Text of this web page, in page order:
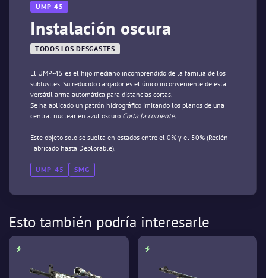
UMP-45
Instalación oscura
TODOS LOS DESGASTES
El UMP-45 es el hijo mediano incomprendido de la familia de los
subfusiles. Su reducido cargador es el único inconveniente de esta
versátil arma automática para distancias cortas.
Se ha aplicado un patrón hidrográfico imitando los planos de una
central nuclear en azul oscuro.Corta la corriente.
Este objeto solo se suelta en estados entre el 0% y el 50% (Recién
Fabricado hasta Deplorable).
UMP-45 SMG
Esto también podría interesarle